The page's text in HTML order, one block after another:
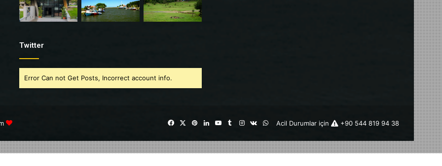
Twitter
Error Can not Get Posts, Incorrect account info.
Acil Durumlar için +90 544 819 94 38
FacebookPinterest
LinkedInYouTubeTumblrInstagramvk.com
WhatsApp